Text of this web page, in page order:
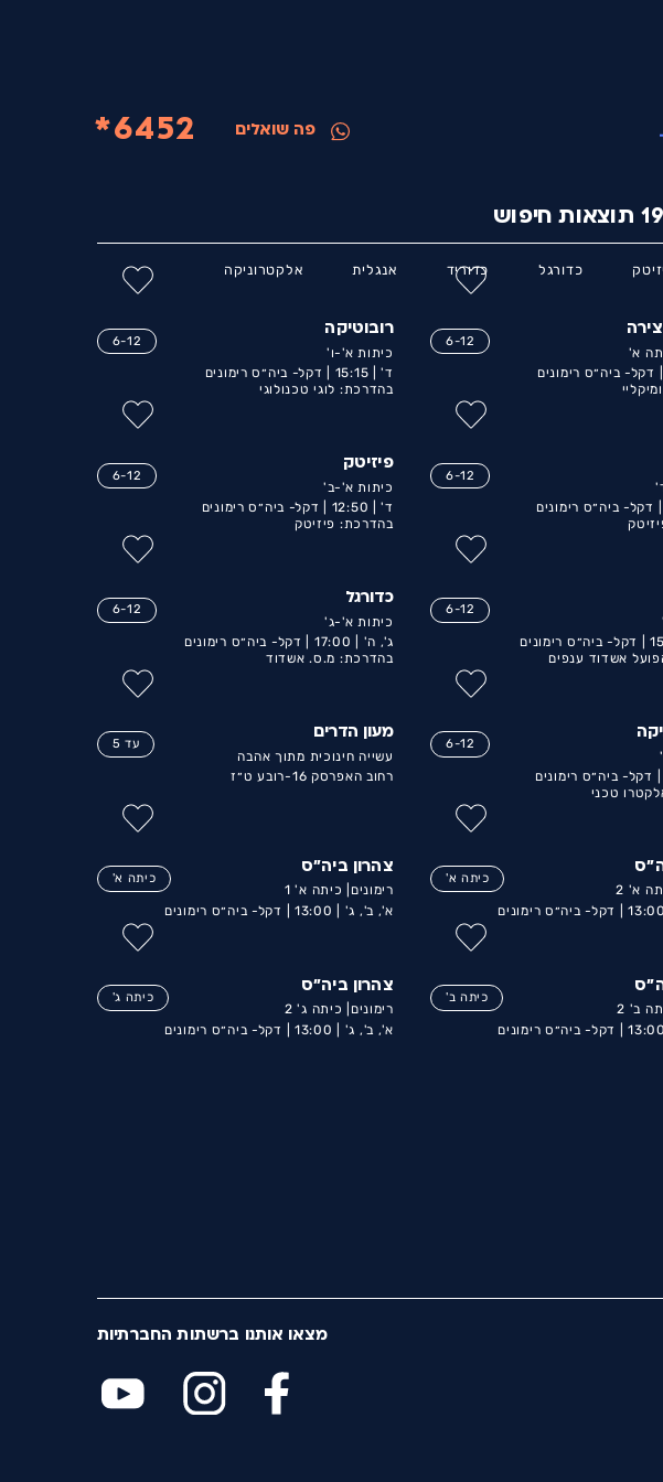
6452* פה שואלים
19 תוצאות חיפוש
כדורגל כדוריד אנגלית אלקטרוניקה
א'
6-12
דקל- ביה״ס רימונים
רובוטיקה
כיתות א'-ו'
6-12
ד' | 15:15 |
דקל- ביה״ס רימונים
בהדרכת: לוגי טכנולוגי
6-12
דקל- ביה״ס רימונים
פיזיטק
כיתות א'-ב'
6-12
ד' | 12:50 |
דקל- ביה״ס רימונים
בהדרכת: פיזיטק
6-12
דקל- ביה״ס רימונים
אשדוד ענפים
כדורגל
כיתות א'-ג'
6-12
ג', ה' | 17:00 |
דקל- ביה״ס רימונים
בהדרכת: מ.ס. אשדוד
6-12
דקל- ביה״ס רימונים
טכני
מעון הדרים
עשייה חינוכית מתוך אהבה
עד 5
רחוב האפרסק 16-רובע ט״ז
א' 2
כיתה א'
13:00 | דקל- ביה״ס רימונים
צהרון ביה״ס
רימונים| כיתה א' 1
כיתה א'
א', ב', ג' | 13:00 | דקל- ביה״ס רימונים
ב' 2
כיתה ב'
13:00 | דקל- ביה״ס רימונים
צהרון ביה״ס
רימונים| כיתה ג' 2
כיתה ג'
א', ב', ג' | 13:00 | דקל- ביה״ס רימונים
מצאו אותנו ברשתות החברתיות